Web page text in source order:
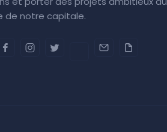
de notre capitale.